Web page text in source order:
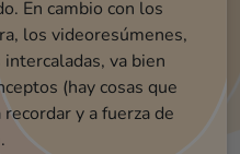
En cambio con los
los videoresúmenes,
va bien
(hay cosas que
y a fuerza de